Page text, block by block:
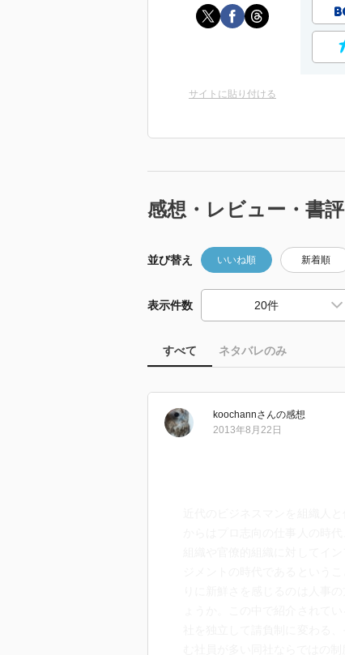
サイトに貼り付ける
感想・レビュー・書評
並び替え いいね順 新着順
表示件数
すべて ネタバレのみ
koochannさんの感想
2013年8月22日